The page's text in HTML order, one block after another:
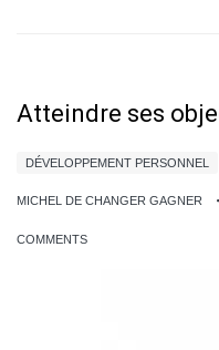
Atteindre ses
DÉVELOPPEMENT PERSONNEL
MICHEL DE CHANGER GAGNER
COMMENTS